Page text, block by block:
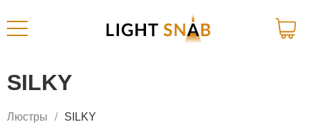
SILKY
Люстры SILKY